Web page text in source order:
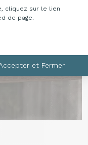
cliquez sur le lien
de page.
et Fermer